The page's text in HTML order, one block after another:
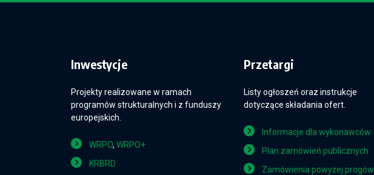
Inwestycje
Projekty realizowane w ramach
programów strukturalnych i z funduszy
europejskich.
WRPO, WRPO+
KRBRD
Przetargi
Listy ogłoszeń oraz instrukcje
dotyczące składania ofert.
Informacje dla wykonawców
Plan zamówień publicznych
Zamówienia powyżej progów